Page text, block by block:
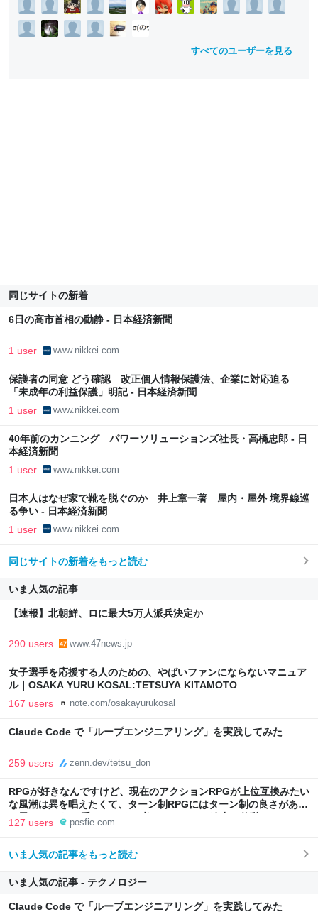
すべてのユーザーを見る
同じサイトの新着
6日の高市首相の動静 - 日本経済新聞
1 user www.nikkei.com
保護者の同意 どう確認 改正個人情報保護法、企業に対応迫る
「未成年の利益保護」明記 - 日本経済新聞
1 user www.nikkei.com
40年前のカンニング パワーソリューションズ社長・高橋忠郎 - 日
本経済新聞
1 user www.nikkei.com
日本人はなぜ家で靴を脱ぐのか 井上章一著 屋内・屋外 境界線巡
る争い - 日本経済新聞
1 user www.nikkei.com
同じサイトの新着をもっと読む
いま人気の記事
【速報】北朝鮮、ロに最大5万人派兵決定か
290 users www.47news.jp
女子選手を応援する人のための、やばいファンにならないマニュア
ル｜OSAKA YURU KOSAL:TETSUYA KITAMOTO
167 users note.com/osakayurukosal
Claude Code で「ループエンジニアリング」を実践してみた
259 users zenn.dev/tetsu_don
RPGが好きなんですけど、現在のアクションRPGが上位互換みたい
な風潮は異を唱えたくて、ターン制RPGにはターン制の良さがある
と思ってます 一手をじっくり考えられたり、途中で休憩したりでき
るのがターン制の良さじゃないですか もっとターン制を煮詰めて欲
(´・ω・｀)」
127 users posfie.com
いま人気の記事をもっと読む
いま人気の記事 - テクノロジー
Claude Code で「ループエンジニアリング」を実践してみた